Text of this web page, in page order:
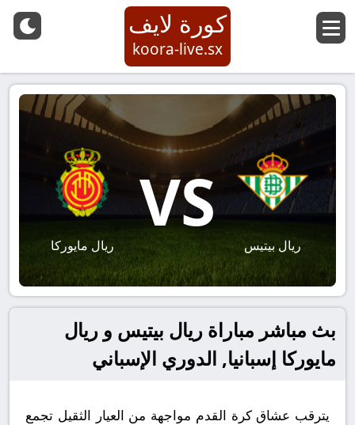
كورة لايف
koora-live.sx
ريال بيتيس
VS
ريال مايوركا
بث مباشر مباراة ريال بيتيس و ريال
مايوركا إسبانيا, الدوري الإسباني
يترقب عشاق كرة القدم مواجهة من العيار الثقيل تجمع